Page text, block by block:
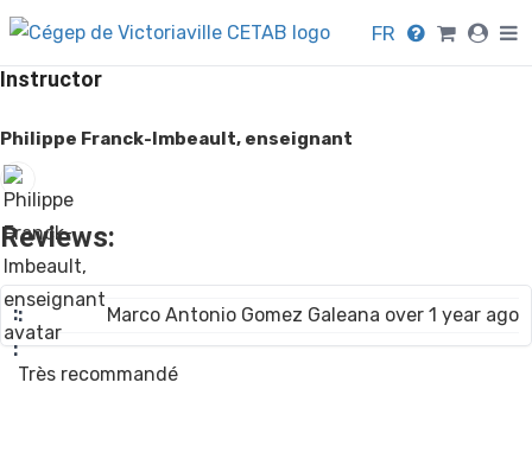
FR
Instructor
Philippe Franck-Imbeault, enseignant
Reviews:
Marco Antonio Gomez Galeana over 1 year ago
Très recommandé